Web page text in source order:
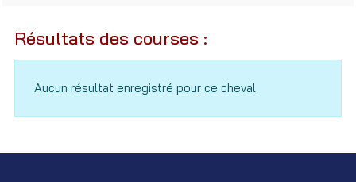
Résultats des courses :
Aucun résultat enregistré pour ce cheval.